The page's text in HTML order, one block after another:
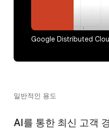
Google Distributed
일반적인 용도
AI를 통한 최신 고객